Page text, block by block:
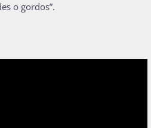
o gordos”.